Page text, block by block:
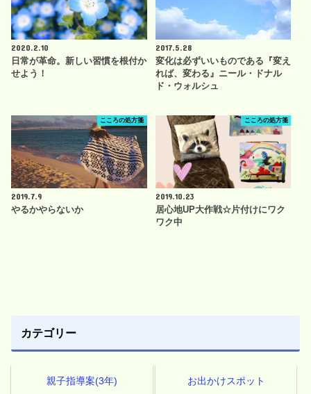
2020.2.10
日常が革命。新しい習慣を根付か
せよう！
2017.5.28
変化は必ずいいものである『変え
れば、変わる』ニール・ドナル
ド・ウォルシュ
こころの処方箋
2019.7.9
やるかやらないか
こころの処方箋
2019.10.23
居心地UP大作戦☆片付けにワク
ワク中
カテゴリー
親子指導案(3年) お出かけスポット